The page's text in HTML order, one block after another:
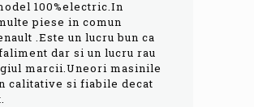
100%electric.In
piese in comun
.Este un lucru bun ca
dar si un lucru rau
marcii.Uneori masinile
calitative si fiabile decat